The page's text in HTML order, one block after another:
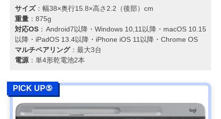
サイズ：幅38×奥行15.8×高さ2.2（後部）cm
重量 ：875g
対応OS ：Android7以降・Windows 10,11以降・macOS 10.15
以降・iPadOS 13.4以降・iPhone iOS 11以降・Chrome OS
マルチペアリング：最大3台
電源 ：単4形乾電池2本
PICK UP⑤